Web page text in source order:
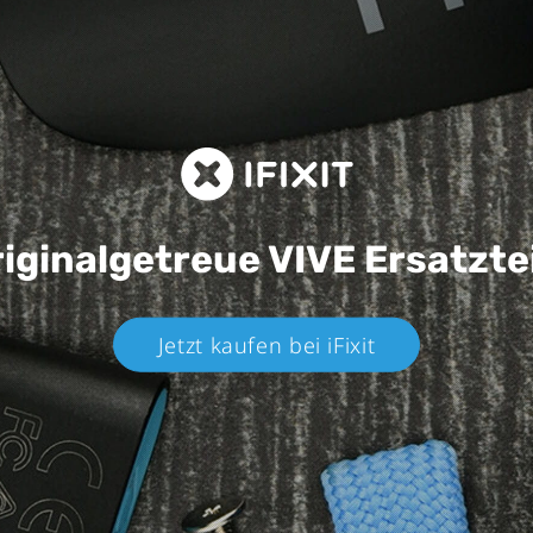
VIVE
Jetzt kaufen bei iFixit​